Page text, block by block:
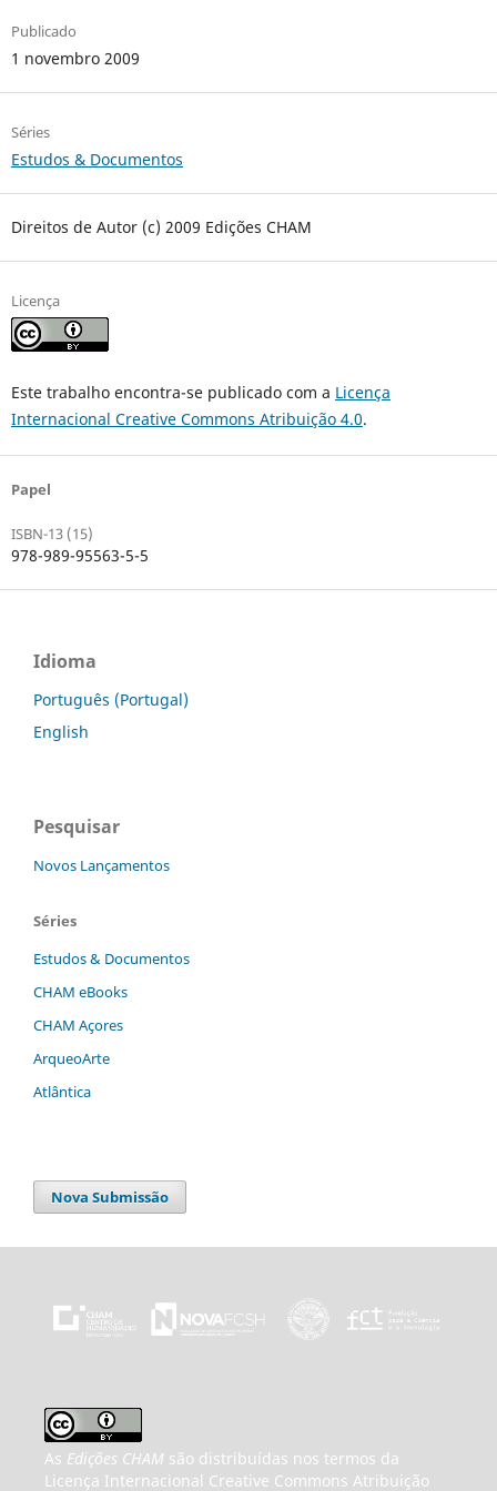
Publicado
1 novembro 2009
Séries
Estudos & Documentos
Direitos de Autor (c) 2009 Edições CHAM
Licença
Este trabalho encontra-se publicado com a Licença
Internacional Creative Commons Atribuição 4.0.
Papel
ISBN-13 (15)
978-989-95563-5-5
Idioma
Português (Portugal)
English
Pesquisar
Novos Lançamentos
Séries
Estudos & Documentos
CHAM eBooks
CHAM Açores
ArqueoArte
Atlântica
Nova Submissão
As Edições CHAMsão distribuídas nos termos da
Licença Internacional Creative Commons Atribuição